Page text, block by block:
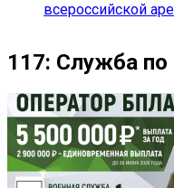
всероссийской
117: Служба по